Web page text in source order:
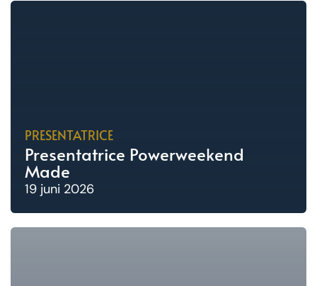
PRESENTATRICE
Presentatrice Powerweekend
Made
19 juni 2026